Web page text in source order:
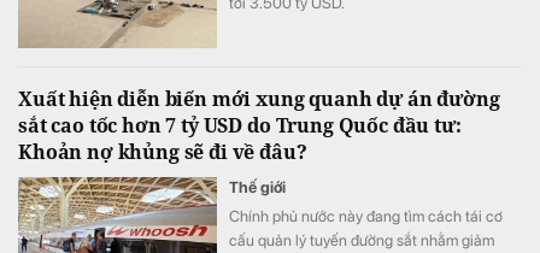
Xuất hiện diễn biến mới xung quanh dự án đường
sắt cao tốc hơn 7 tỷ USD do Trung Quốc đầu tư:
Khoản nợ khủng sẽ đi về đâu?
Thế giới
Chính phủ nước này đang tìm cách tái cơ
cấu quản lý tuyến đường sắt nhằm giảm